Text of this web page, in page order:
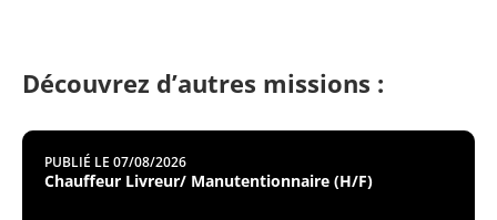
Découvrez d’autres missions :
PUBLIÉ LE 07/08/2026
Chauffeur Livreur/ Manutentionnaire (H/F)